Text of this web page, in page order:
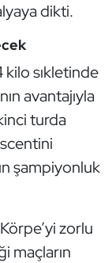
dikti.
kilo sıkletinde
avantajıyla
turda
şampiyonluk
zorlu
maçların